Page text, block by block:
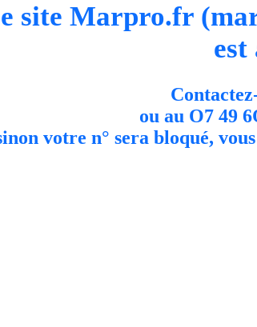
site Marpro.fr
est
ou au O7 49
votre n° sera bloqué,